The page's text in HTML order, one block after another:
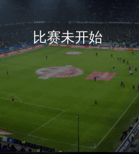
比赛未开始